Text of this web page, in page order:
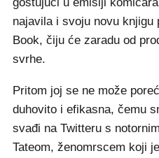
najavila i svoju novu knjigu
Book, čiju će zaradu od
svrhe.
Pritom joj se ne može
duhovito i efikasna, čemu
svađi na Twitteru s
Tateom, ženomrscem koji